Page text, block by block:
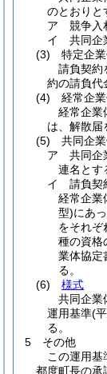
のとおりと
ア 競争入
イ 共同企
(3) 特定企業
請負契約
約の請負代
(4) 経常企業
経常企業
は、解散届
(5) 共同企業
ア 共同企
連名とす
イ 請負契
経常企業
型)にあ
をそれぞ
種の資格
業体協定
る。
(6)
様式
共同企業
運用基準(
る。
5 その他
この運用
都度町長の承